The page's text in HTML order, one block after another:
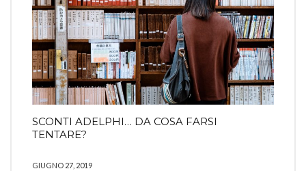
SCONTI ADELPHI… DA COSA FARSI
TENTARE?
GIUGNO 27, 2019